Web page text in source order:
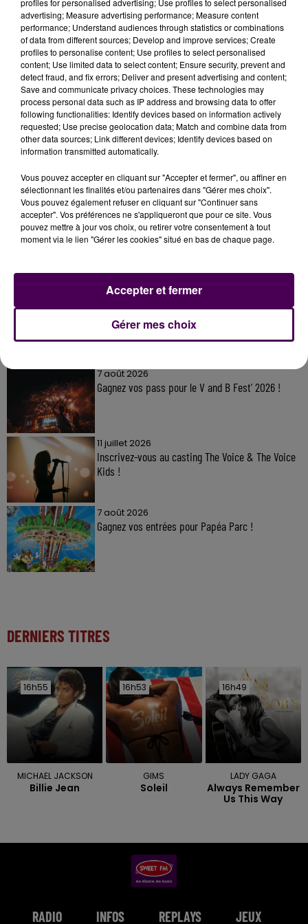
EUROPÉENNE
"En premier lieu, Dragan va nous apporter son
expérience, ce qui est une bonne chose au sein d’un
groupe jeune comme le nôtre. Sa connaissance du
basket européen devrait faciliter son adaptation
dans notre championnat. Et sur le plan technique,
Dragan a de très bonnes mains.C’est un vrai
attaquant, il devrait nous aider de ce côté du
terrain"analyse par anticipation Elric Delord,
l'entraîneur du MSB.
À LA UNE
7 août 2026
Gagnez vos pass pour le V and B Fest' 2026 !
11 juillet 2026
Inscrivez-vous au casting The Voice & The Voice
Kids !
7 août 2026
Gagnez vos entrées pour Papéa Parc !
DERNIERS TITRES
16h55
16h55
MICHAEL JACKSON
Billie Jean
16h53
16h53
GIMS
Soleil
16h49
16h49
LADY GAGA
Always Remember
Us This Way
RADIO INFOS REPLAYS JEUX
profiles for personalised advertising; Use profiles to select personalised
advertising; Measure advertising performance; Measure content
performance; Understand audiences through statistics or combinations
of data from different sources; Develop and improve services; Create
profiles to personalise content; Use profiles to select personalised
content; Use limited data to select content; Ensure security, prevent and
detect fraud, and fix errors; Deliver and present advertising and content;
Save and communicate privacy choices. These technologies may
process personal data such as IP address and browsing data to offer
following functionalities: Identify devices based on information actively
requested; Use precise geolocation data; Match and combine data from
other data sources; Link different devices; Identify devices based on
information transmitted automatically.
Vous pouvez accepter en cliquant sur "Accepter et fermer", ou affiner en
sélectionnant les finalités et/ou partenaires dans "Gérer mes choix".
Vous pouvez également refuser en cliquant sur "Continuer sans
accepter". Vos préférences ne s'appliqueront que pour ce site. Vous
pouvez mettre à jour vos choix, ou retirer votre consentement à tout
moment via le lien "Gérer les cookies" situé en bas de chaque page.
Gérer mes choix
Accepter et fermer